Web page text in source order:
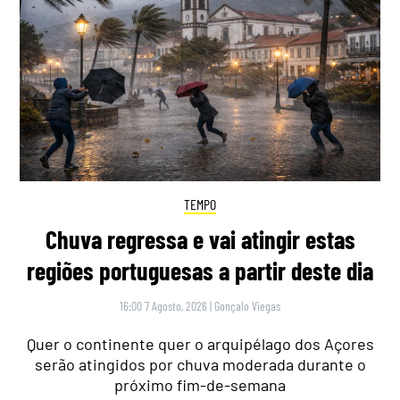
TEMPO
Chuva regressa e vai atingir estas
regiões portuguesas a partir deste dia
16:00 7 Agosto, 2026 | Gonçalo Viegas
Quer o continente quer o arquipélago dos Açores
serão atingidos por chuva moderada durante o
próximo fim-de-semana